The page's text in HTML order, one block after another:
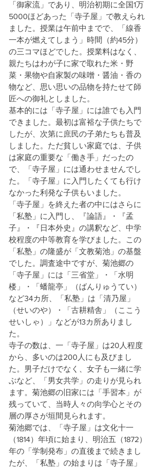
「御家流」であり、明治初期に全国1万
5000ほどあった「寺子屋」で教えられ
ました。授業は午前中までで、「線香
一本が燃えてしまう」時間（約45分）
の三コマほどでした。授業料はなく、
親たちはわが子に家で取れた米・野
菜・果物や自家製の味噌・醤油・香の
物など、思い思いの品物を持たせて師
匠への御礼としました。
基本的には「寺子屋」には誰でも入門
できました。最初は富裕な子供たちで
したが、次第に庶民の子弟たちも普及
しました。ただ貧しい家庭では、子供
は家庭の重要な「働き手」だったの
で、「寺子屋」には通わせませんでし
た。「寺子屋」に入門したくても行け
なかった利発な子供もいました。
「寺子屋」を終えた者の中にはさらに
「私塾」に入門し、『論語』・『孟
子』・『日本外史』の講釈など、中学
校程度の中等教育を学びました。この
「私塾」の隆盛が「文教菊池」の基盤
でした。調査途中ですが、菊池郷の
「寺子屋」には「三省堂」・「水明
楼」・「蟠龍亭」（ばんりゅうてい）
など34カ所、「私塾」は「清乃屋」
（せいのや）・「古耕精舎」（ここう
せいしゃ）」などが13カ所ありまし
た。
寺子の数は、一「寺子屋」は20人程度
から、多いのは200人にも及びまし
た。男子だけでなく、女子も一緒に学
ぶなど、「男女共学」の走りが見られ
ます。菊池郷の旧家には「手習本」が
残っていて、当時人々の向学心とその
層の厚さが垣間見られます。
菊池郷では、「寺子屋」は文化十一
（1814）年頃に始まり、明治五（1872）
年の「学制発布」の直後まで続きまし
たが、「私塾」の始まりは「寺子屋」